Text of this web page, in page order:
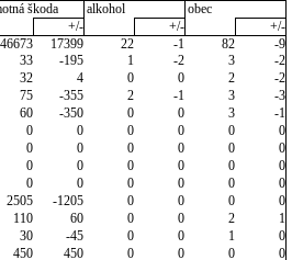
škoda alkohol
obec
+/- +/-
+/-
46673 17399 22 -1 82
-9
33 -195 1 -2 3
-2
32 4 0 0 2
-2
75 -355 2 -1 3
-3
60 -350 0 0 3
-1
0 0 0 0 0
0
0 0 0 0 0
0
0 0 0 0 0
0
0 0 0 0 0
0
2505 -1205 0 0 0
0
110 60 0 0 2
1
30 -45 0 0 1
0
450 450 0 0 0
0